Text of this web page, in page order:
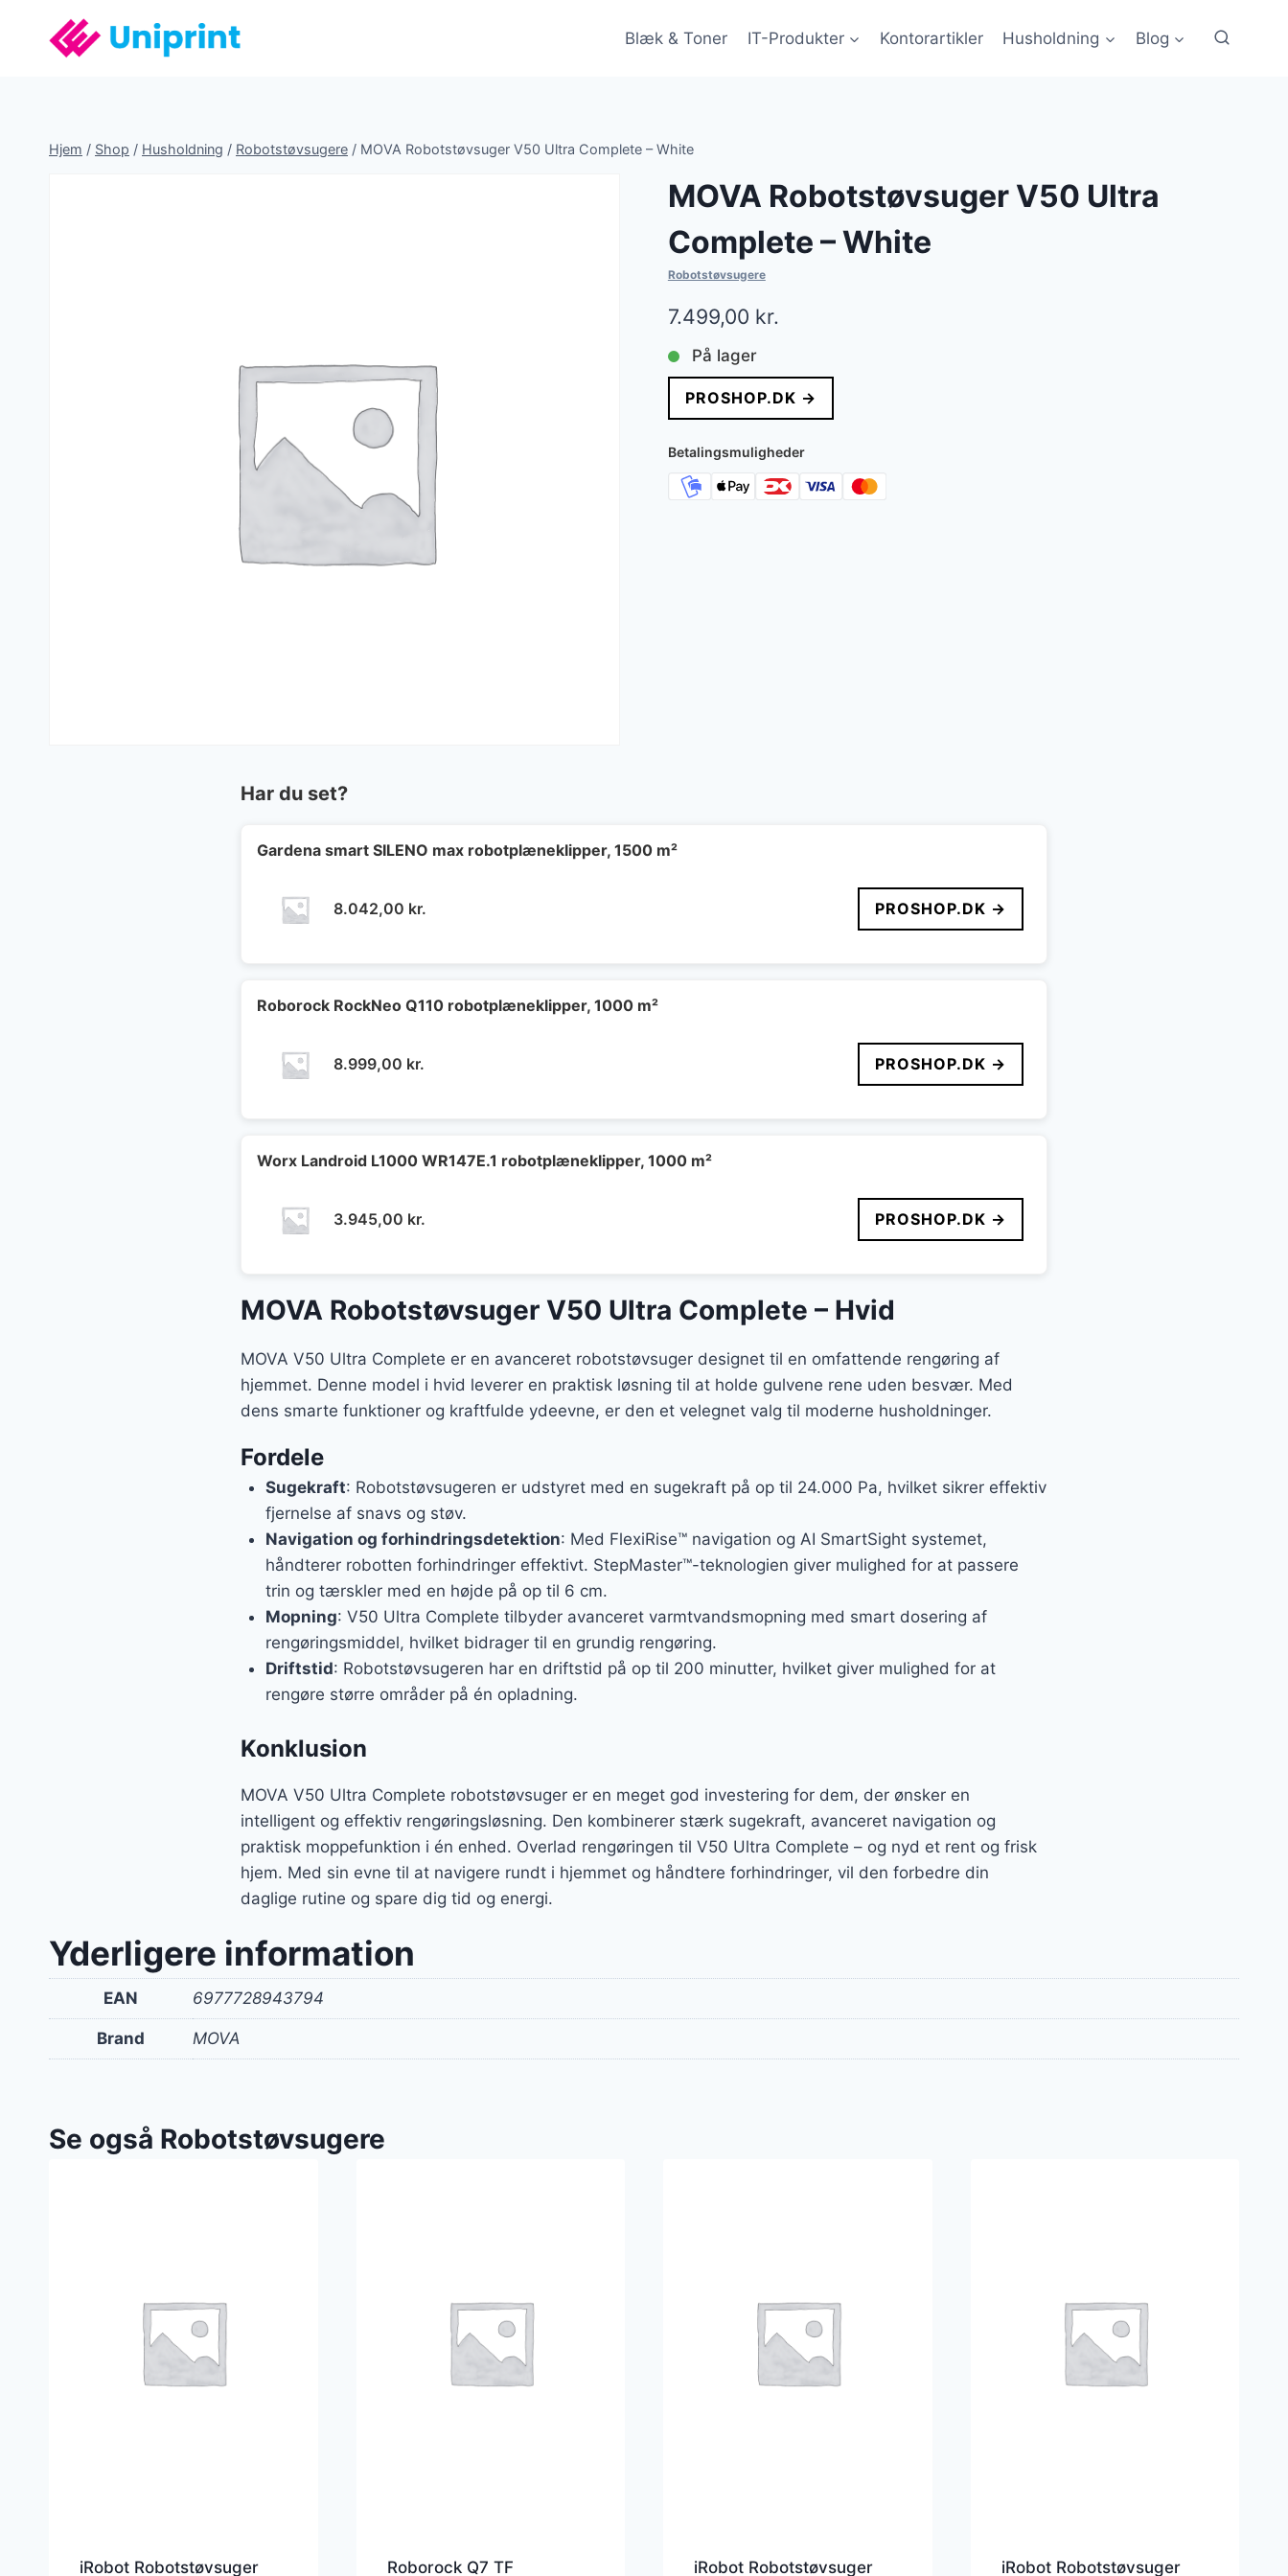
Blæk & Toner IT-Produkter Kontorartikler Husholdning Blog
Hjem / Shop / Husholdning / Robotstøvsugere / MOVA Robotstøvsuger V50 Ultra Complete – White
MOVA Robotstøvsuger V50 Ultra
Complete – White
Robotstøvsugere
7.499,00 kr.
På lager
PROSHOP.DK →
Betalingsmuligheder
Har du set?
Gardena smart SILENO max robotplæneklipper, 1500 m²
8.042,00 kr. PROSHOP.DK →
Roborock RockNeo Q110 robotplæneklipper, 1000 m²
8.999,00 kr. PROSHOP.DK →
Worx Landroid L1000 WR147E.1 robotplæneklipper, 1000 m²
3.945,00 kr. PROSHOP.DK →
MOVA Robotstøvsuger V50 Ultra Complete – Hvid
MOVA V50 Ultra Complete er en avanceret robotstøvsuger designet til en omfattende rengøring af
hjemmet. Denne model i hvid leverer en praktisk løsning til at holde gulvene rene uden besvær. Med
dens smarte funktioner og kraftfulde ydeevne, er den et velegnet valg til moderne husholdninger.
Fordele
Sugekraft: Robotstøvsugeren er udstyret med en sugekraft på op til 24.000 Pa, hvilket sikrer effektiv
fjernelse af snavs og støv.
Navigation og forhindringsdetektion: Med FlexiRise™ navigation og AI SmartSight systemet,
håndterer robotten forhindringer effektivt. StepMaster™-teknologien giver mulighed for at passere
trin og tærskler med en højde på op til 6 cm.
Mopning: V50 Ultra Complete tilbyder avanceret varmtvandsmopning med smart dosering af
rengøringsmiddel, hvilket bidrager til en grundig rengøring.
Driftstid: Robotstøvsugeren har en driftstid på op til 200 minutter, hvilket giver mulighed for at
rengøre større områder på én opladning.
Konklusion
MOVA V50 Ultra Complete robotstøvsuger er en meget god investering for dem, der ønsker en
intelligent og effektiv rengøringsløsning. Den kombinerer stærk sugekraft, avanceret navigation og
praktisk moppefunktion i én enhed. Overlad rengøringen til V50 Ultra Complete – og nyd et rent og frisk
hjem. Med sin evne til at navigere rundt i hjemmet og håndtere forhindringer, vil den forbedre din
daglige rutine og spare dig tid og energi.
Yderligere information
EAN 6977728943794
Brand MOVA
Se også Robotstøvsugere
iRobot Robotstøvsuger Roborock Q7 TF iRobot Robotstøvsuger iRobot Robotstøvsuger